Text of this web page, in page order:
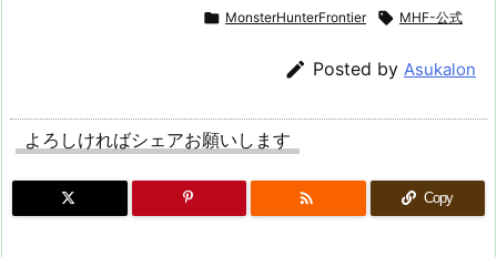
 MonsterHunterFrontier  MHF-公式
 Posted by Asukalon
よろしければシェアお願いします
 Copy